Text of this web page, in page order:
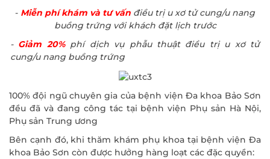
ĐĂNG KÝ KHÁM
- Miễn phí khám và tư vấn điều trị u xơ tử cung/u nang
buồng trứng với khách đặt lịch trước
- Giảm 20%phí dịch vụ phẫu thuật điều trị u xơ tử
cung/u nang buồng trứng
100% đội ngũ chuyên gia của bệnh viện Đa khoa Bảo Sơn
đều đã và đang công tác tại bệnh viện Phụ sản Hà Nội,
Phụ sản Trung ương
Bên cạnh đó, khi thăm khám phụ khoa tại bệnh viện Đa
khoa Bảo Sơn còn được hưởng hàng loạt các đặc quyền: